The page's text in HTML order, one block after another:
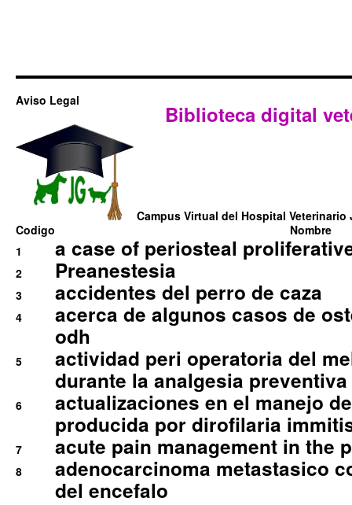
Aviso Legal
Biblioteca digital
Campus Virtual del Hospital Veterinario
Codigo
Nombre
1
a case of periosteal
2 Preanestesia
3 accidentes del perro de caza
4
acerca de algunos casos de
odh
5
actividad peri operatoria del
durante la analgesia
6
actualizaciones en el manejo
producida por dirofilaria
7 acute pain management in the
8
adenocarcinoma metastasico
del encefalo